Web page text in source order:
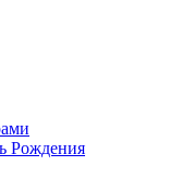
Рождения